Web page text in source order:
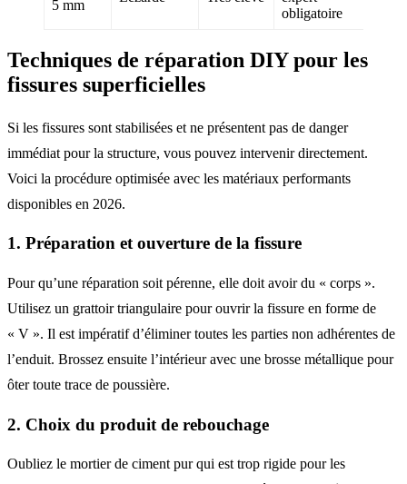
5 mm
obligatoire
Techniques de réparation DIY pour les
fissures superficielles
Si les fissures sont stabilisées et ne présentent pas de danger
immédiat pour la structure, vous pouvez intervenir directement.
Voici la procédure optimisée avec les matériaux performants
disponibles en 2026.
1. Préparation et ouverture de la fissure
Pour qu’une réparation soit pérenne, elle doit avoir du « corps ».
Utilisez un grattoir triangulaire pour ouvrir la fissure en forme de
« V ». Il est impératif d’éliminer toutes les parties non adhérentes de
l’enduit. Brossez ensuite l’intérieur avec une brosse métallique pour
ôter toute trace de poussière.
2. Choix du produit de rebouchage
Oubliez le mortier de ciment pur qui est trop rigide pour les